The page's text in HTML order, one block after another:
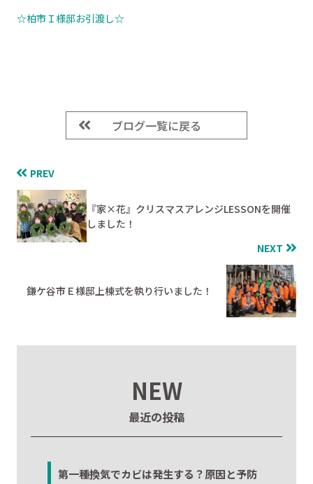
☆柏市Ｉ様邸お引渡し☆
ブログ一覧に戻る
PREV
『家×花』クリスマスアレンジLESSONを開催
しました！
NEXT
鎌ケ谷市Ｅ様邸上棟式を執り行いました！
NEW
最近の投稿
第一種換気でカビは発生する？原因と予防